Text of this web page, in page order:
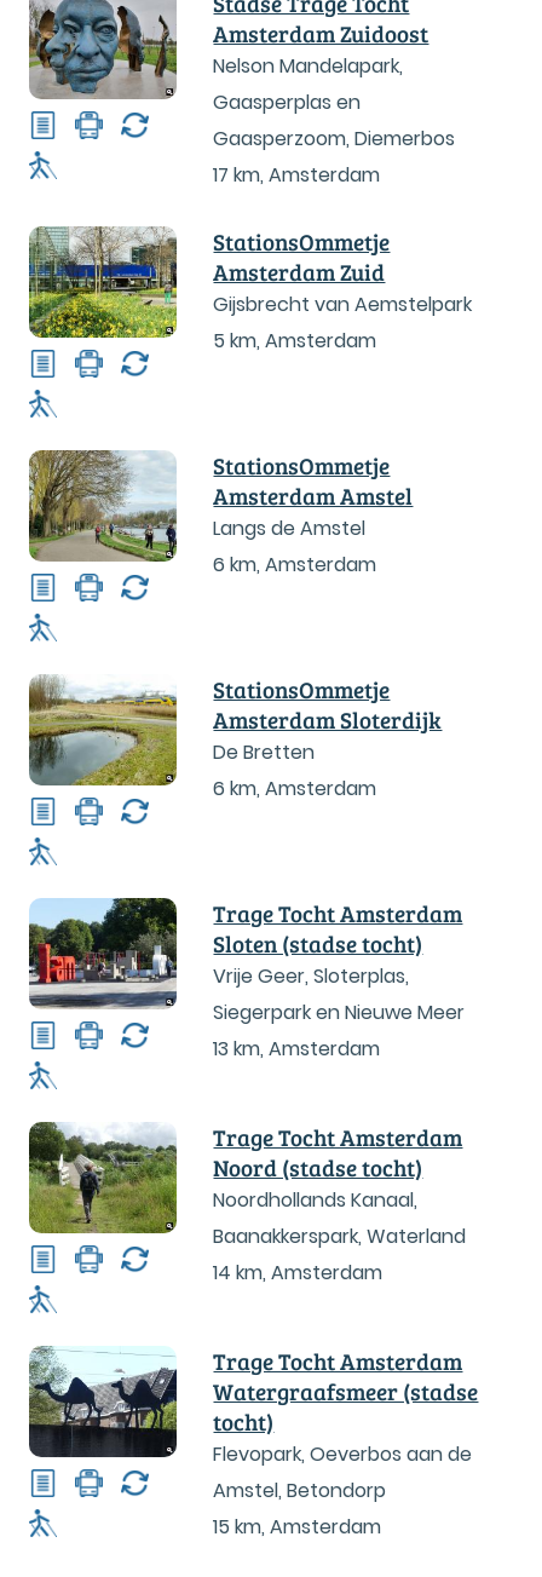
Amsterdam Zuidoost
Nelson Mandelapark,
Gaasperplas en
Gaasperzoom, Diemerbos
17 km,Amsterdam
StationsOmmetje
Amsterdam Zuid
Gijsbrecht van Aemstelpark
5 km,Amsterdam
StationsOmmetje
Amsterdam Amstel
Langs de Amstel
6 km,Amsterdam
StationsOmmetje
Amsterdam Sloterdijk
De Bretten
6 km,Amsterdam
Trage Tocht Amsterdam
Sloten (stadse tocht)
Vrije Geer, Sloterplas,
Siegerpark en Nieuwe Meer
13 km,Amsterdam
Trage Tocht Amsterdam
Noord (stadse tocht)
Noordhollands Kanaal,
Baanakkerspark, Waterland
14 km,Amsterdam
Trage Tocht Amsterdam
Watergraafsmeer (stadse
tocht)
Flevopark, Oeverbos aan de
Amstel, Betondorp
15 km,Amsterdam